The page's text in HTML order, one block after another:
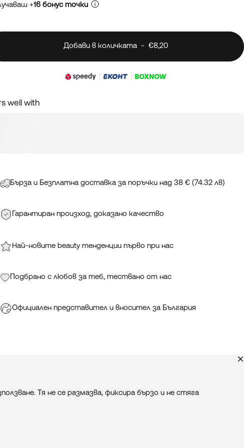
+16 бонус точки
Добави в количката -€8,20
well with
Бърза и Безплатна доставка за поръчки над 38 € (74.32 лв)
Гарантиран произход, доказано качество
Най-новите beauty тенденции първо при нас
Подбрано с любов за теб, тествано от нас
Официален представител и вносител за България
Тя не се размазва, фиксира бързо и не стяга